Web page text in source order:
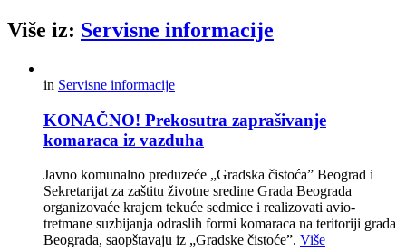
Više iz: Servisne informacije
in Servisne informacije
KONAČNO! Prekosutra zaprašivanje
komaraca iz vazduha
Javno komunalno preduzeće „Gradska čistoća” Beograd i
Sekretarijat za zaštitu životne sredine Grada Beograda
organizovaće krajem tekuće sedmice i realizovati avio-
tretmane suzbijanja odraslih formi komaraca na teritoriji grada
Beograda, saopštavaju iz „Gradske čistoće”. Više